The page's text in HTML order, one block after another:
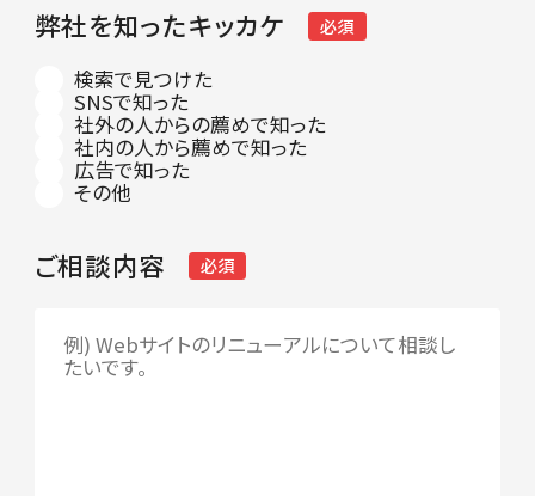
弊社を知ったキッカケ 必須
検索で見つけた
SNSで知った
社外の人からの薦めで知った
社内の人から薦めで知った
広告で知った
その他
ご相談内容 必須